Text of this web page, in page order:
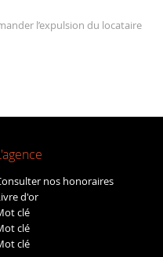
l’expulsion du locataire
nos honoraires
d'or
clé
clé
clé